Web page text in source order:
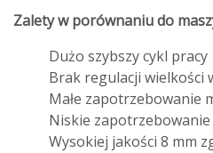
Zalety w porównaniu do
Dużo szybszy cykl pracy
Brak regulacji wielkości
Małe zapotrzebowanie
Niskie
Wysokiej jakości 8 mm